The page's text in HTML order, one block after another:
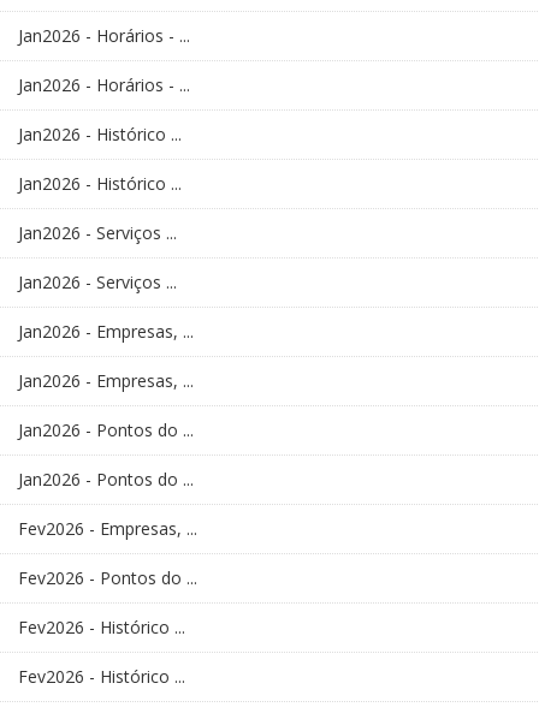
Jan2026 - Horários - ...
Jan2026 - Horários - ...
Jan2026 - Histórico ...
Jan2026 - Histórico ...
Jan2026 - Serviços ...
Jan2026 - Serviços ...
Jan2026 - Empresas, ...
Jan2026 - Empresas, ...
Jan2026 - Pontos do ...
Jan2026 - Pontos do ...
Fev2026 - Empresas, ...
Fev2026 - Pontos do ...
Fev2026 - Histórico ...
Fev2026 - Histórico ...